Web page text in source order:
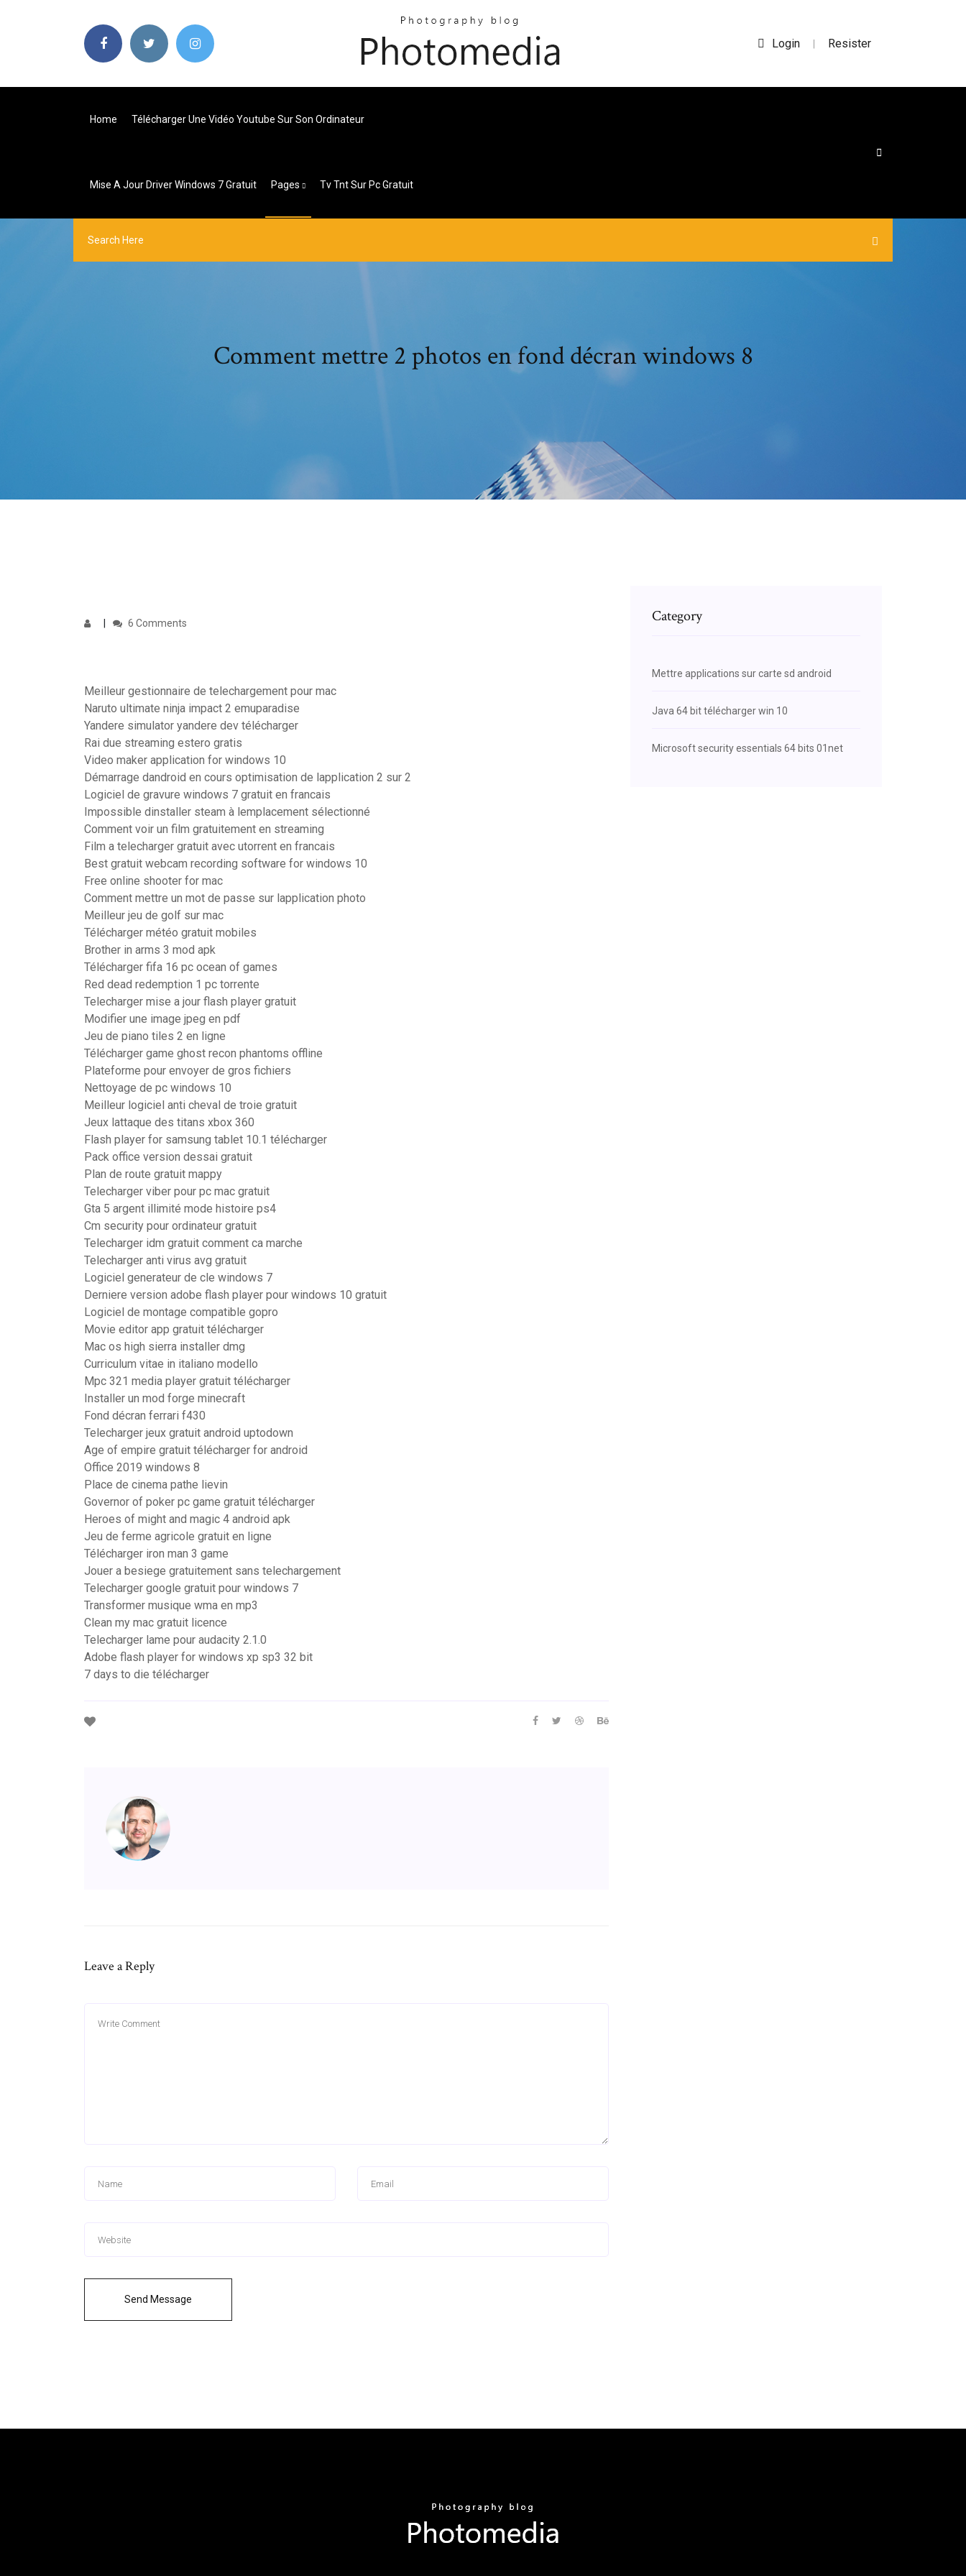
Login | Resister
Home Télécharger Une Vidéo Youtube Sur Son Ordinateur
Mise A Jour Driver Windows 7 Gratuit Pages Tv Tnt Sur Pc Gratuit
Comment mettre 2 photos en fond décran windows 8
6 Comments
Meilleur gestionnaire de telechargement pour mac
Naruto ultimate ninja impact 2 emuparadise
Yandere simulator yandere dev télécharger
Rai due streaming estero gratis
Video maker application for windows 10
Démarrage dandroid en cours optimisation de lapplication 2 sur 2
Logiciel de gravure windows 7 gratuit en francais
Impossible dinstaller steam à lemplacement sélectionné
Comment voir un film gratuitement en streaming
Film a telecharger gratuit avec utorrent en francais
Best gratuit webcam recording software for windows 10
Free online shooter for mac
Comment mettre un mot de passe sur lapplication photo
Meilleur jeu de golf sur mac
Télécharger météo gratuit mobiles
Brother in arms 3 mod apk
Télécharger fifa 16 pc ocean of games
Red dead redemption 1 pc torrente
Telecharger mise a jour flash player gratuit
Modifier une image jpeg en pdf
Jeu de piano tiles 2 en ligne
Télécharger game ghost recon phantoms offline
Plateforme pour envoyer de gros fichiers
Nettoyage de pc windows 10
Meilleur logiciel anti cheval de troie gratuit
Jeux lattaque des titans xbox 360
Flash player for samsung tablet 10.1 télécharger
Pack office version dessai gratuit
Plan de route gratuit mappy
Telecharger viber pour pc mac gratuit
Gta 5 argent illimité mode histoire ps4
Cm security pour ordinateur gratuit
Telecharger idm gratuit comment ca marche
Telecharger anti virus avg gratuit
Logiciel generateur de cle windows 7
Derniere version adobe flash player pour windows 10 gratuit
Logiciel de montage compatible gopro
Movie editor app gratuit télécharger
Mac os high sierra installer dmg
Curriculum vitae in italiano modello
Mpc 321 media player gratuit télécharger
Installer un mod forge minecraft
Fond décran ferrari f430
Telecharger jeux gratuit android uptodown
Age of empire gratuit télécharger for android
Office 2019 windows 8
Place de cinema pathe lievin
Governor of poker pc game gratuit télécharger
Heroes of might and magic 4 android apk
Jeu de ferme agricole gratuit en ligne
Télécharger iron man 3 game
Jouer a besiege gratuitement sans telechargement
Telecharger google gratuit pour windows 7
Transformer musique wma en mp3
Clean my mac gratuit licence
Telecharger lame pour audacity 2.1.0
Adobe flash player for windows xp sp3 32 bit
7 days to die télécharger
Leave a Reply
Send Message
Category
Mettre applications sur carte sd android
Java 64 bit télécharger win 10
Microsoft security essentials 64 bits 01net